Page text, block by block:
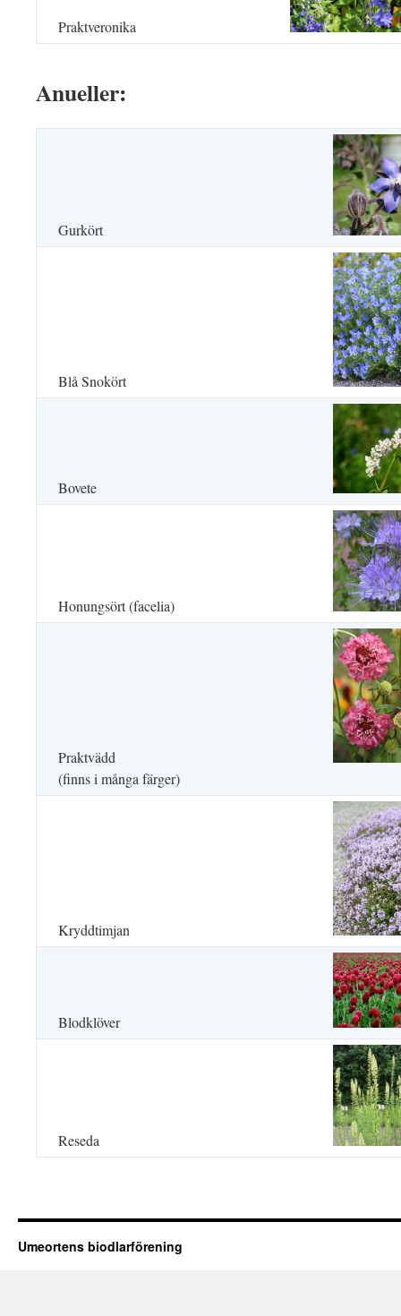
Praktveronika
Anueller:
Gurkört
Blå Snokört
Bovete
Honungsört (facelia)
Praktvädd
(finns i många färger)
Kryddtimjan
Blodklöver
Reseda
Umeortens biodlarförening